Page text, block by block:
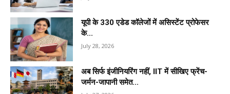
यूपी के 330 एडेड कॉलेजों में असिस्टेंट प्रोफेसर
के...
July 28, 2026
अब सिर्फ इंजीनियरिंग नहीं, IIT में सीखिए फ्रेंच-
जर्मन-जापानी समेत...